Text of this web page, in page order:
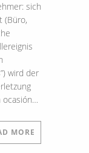
sich
(Büro,
wird der
ocasión…
MORE